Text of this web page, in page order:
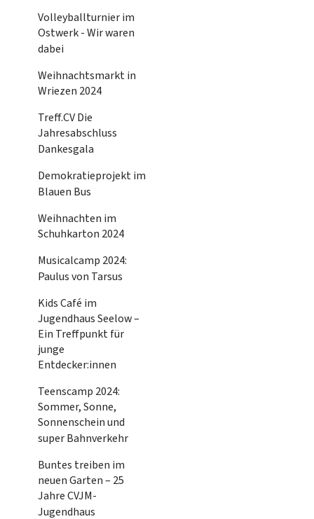
Volleyballturnier im
Ostwerk - Wir waren
dabei
Weihnachtsmarkt in
Wriezen 2024
Treff.CV Die
Jahresabschluss
Dankesgala
Demokratieprojekt im
Blauen Bus
Weihnachten im
Schuhkarton 2024
Musicalcamp 2024:
Paulus von Tarsus
Kids Café im
Jugendhaus Seelow –
Ein Treffpunkt für
junge
Entdecker:innen
Teenscamp 2024:
Sommer, Sonne,
Sonnenschein und
super Bahnverkehr
Buntes treiben im
neuen Garten – 25
Jahre CVJM-
Jugendhaus